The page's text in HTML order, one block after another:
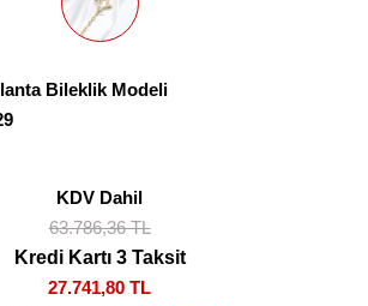
Bileklik Modeli
KDV Dahil
63.786,36 TL
Kredi Kartı 3 Taksit
27.741,80 TL